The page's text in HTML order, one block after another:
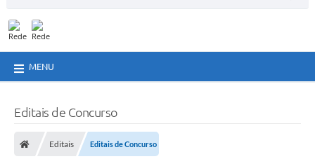
MENU
Editais de Concurso
Editais Editais de Concurso